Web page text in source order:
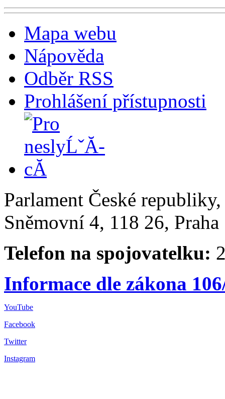
Mapa webu
Nápověda
Odběr RSS
Prohlášení přístupnosti
Parlament České
Sněmovní 4, 118 26,
Telefon na spojovatelku:
Informace dle zákona
YouTube
Facebook
Twitter
Instagram